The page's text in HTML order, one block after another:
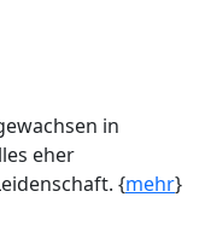
in
eher
{mehr}